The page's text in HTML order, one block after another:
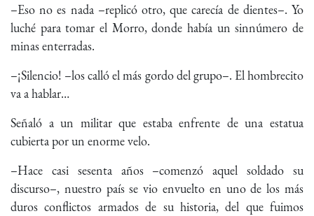
–Eso no es nada –replicó otro, que carecía de dientes–. Yo
luché para tomar el Morro, donde había un sinnúmero de
minas enterradas.
–¡Silencio! –los calló el más gordo del grupo–. El hombrecito
va a hablar…
Señaló a un militar que estaba enfrente de una estatua
cubierta por un enorme velo.
–Hace casi sesenta años –comenzó aquel soldado su
discurso–, nuestro país se vio envuelto en uno de los más
duros conflictos armados de su historia, del que fuimos